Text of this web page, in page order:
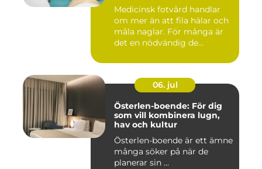
Medicinsk fotvård handlar
om mer än att fila hälar och
måla naglar. För många är
det en nödvändig de...
06. jul
Österlen-boende: För dig
som vill kombinera lugn,
hav och kultur
Österlen-boende är ett ämne
många söker på när de
planerar sin ...